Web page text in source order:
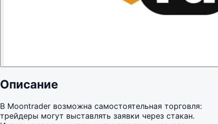
Описание
В Moontrader возможна самостоятельная торговля:
трейдеры могут выставлять заявки через стакан.